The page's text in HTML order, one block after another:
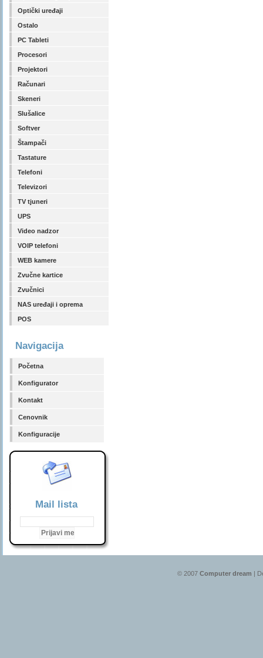
Optički uređaji
Ostalo
PC Tableti
Procesori
Projektori
Računari
Skeneri
Slušalice
Softver
Štampači
Tastature
Telefoni
Televizori
TV tjuneri
UPS
Video nadzor
VOIP telefoni
WEB kamere
Zvučne kartice
Zvučnici
NAS uređaji i oprema
POS
Navigacija
Početna
Konfigurator
Kontakt
Cenovnik
Konfiguracije
Mail lista
© 2007 Computer dream |